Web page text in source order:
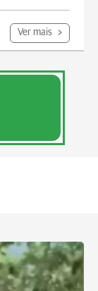
Ver mais